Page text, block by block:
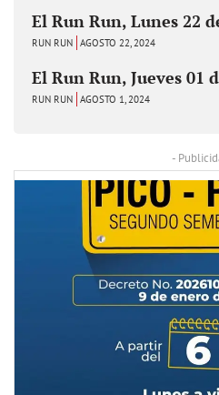
El Run Run, Lunes 22
RUN RUN AGOSTO 22, 2024
El Run Run, Jueves 01
RUN RUN AGOSTO 1, 2024
-